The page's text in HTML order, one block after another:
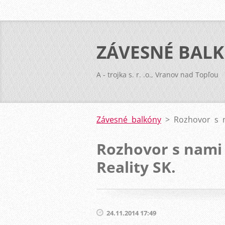
ZÁVESNÉ
A - trojka s. r. .o., Vranov nad Topľou
Závesné balkóny > Rozhovor s
Rozhovor s
Reality SK.
24.11.2014 17:49